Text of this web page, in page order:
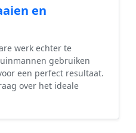
en
werk echter te
gebruiken
een perfect resultaat.
over het ideale